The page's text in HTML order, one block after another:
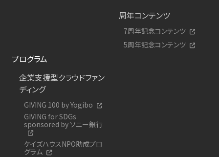
周年コンテンツ
7周年記念コンテンツ
5周年記念コンテンツ
プログラム
企業支援型クラウドファン
ディング
GIVING 100 by Yogibo
GIVING for SDGs
sponsored by ソニー銀行
ケイズハウスNPO助成プロ
グラム